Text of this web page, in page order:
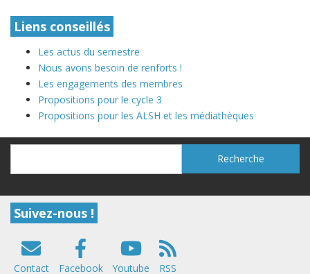
Liens conseillés
Les actus du semestre
Nous avons besoin de renforts !
Les engagements des membres
Propositions pour le cycle 3
Propositions pour les ALSH et les médiathèques
Suivez-nous !
Contact Facebook Youtube RSS